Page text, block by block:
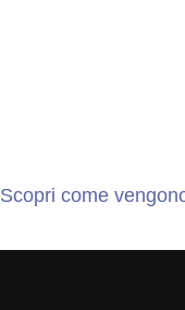
Scopri come